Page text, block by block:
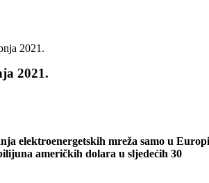
2021.
2021.
elektroenergetskih mreža samo u
američkih dolara u sljedećih 30